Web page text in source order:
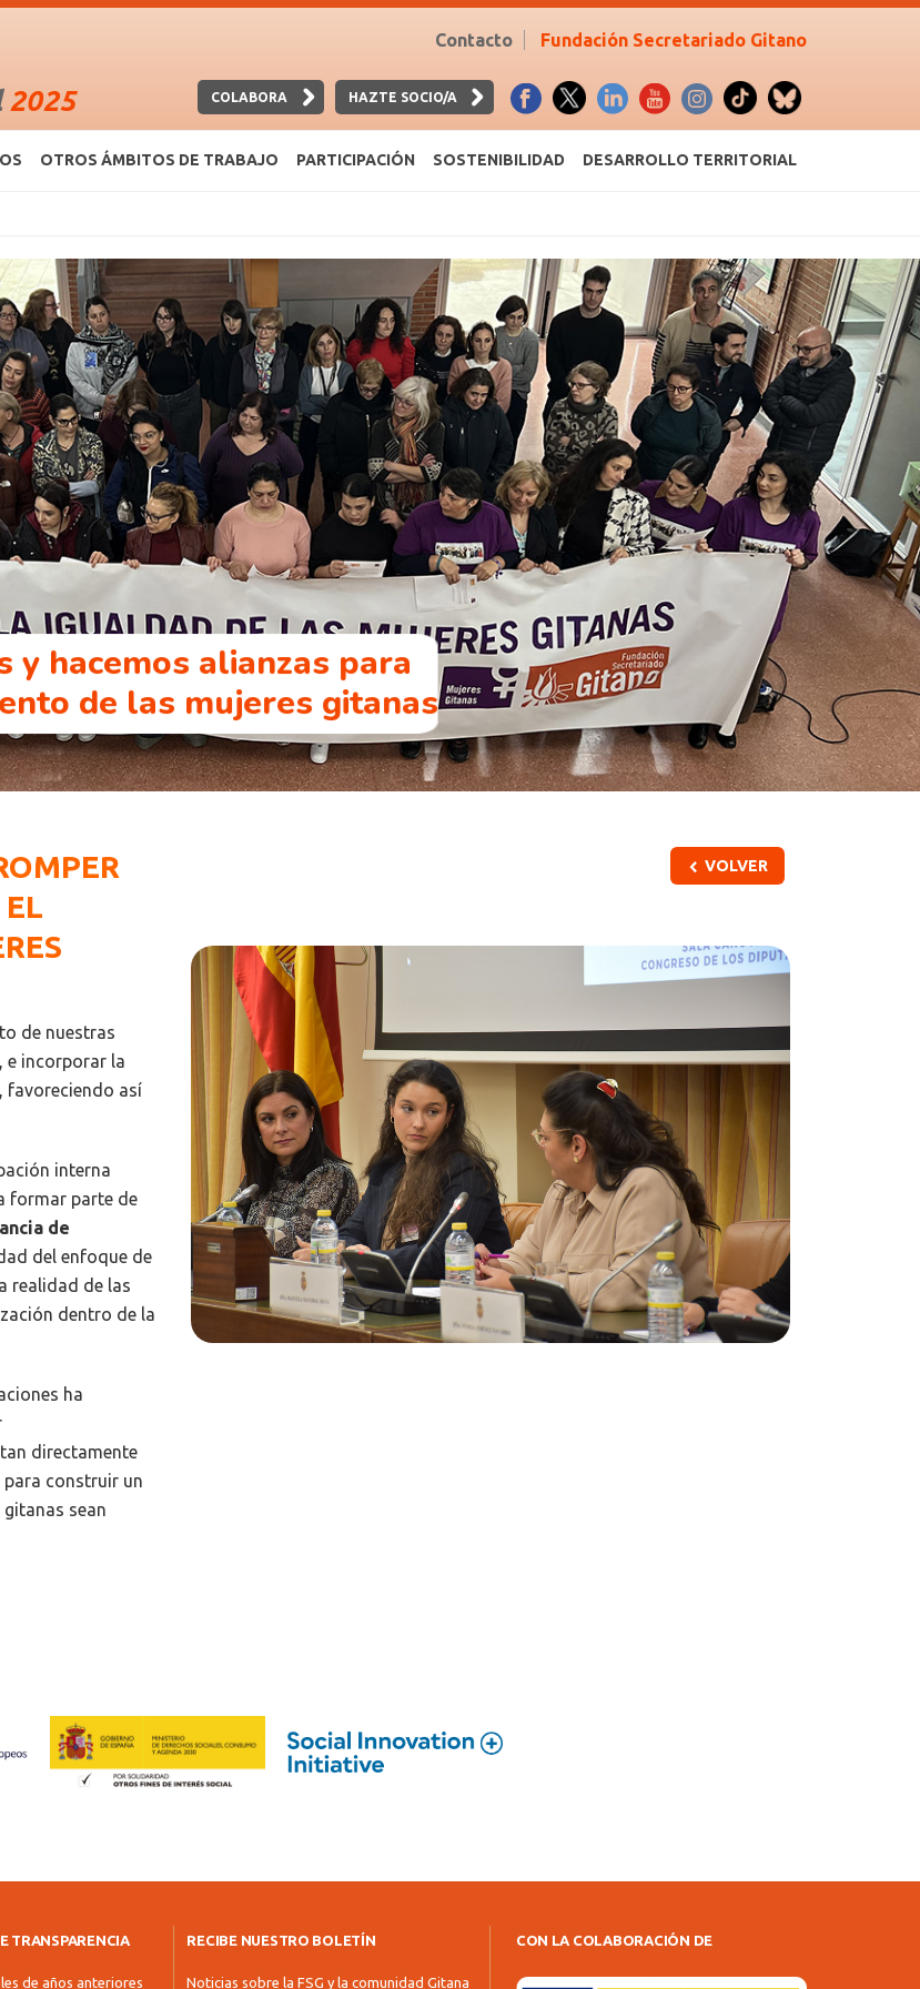
2025
Contacto Fundación Secretariado Gitano
COLABORA HAZTE SOCIO/A
OTROS ÁMBITOS DE TRABAJO PARTICIPACIÓN SOSTENIBILIDAD DESARROLLO TERRITORIAL
y hacemos alianzas para
de las mujeres gitanas
EL
de nuestras
e incorporar la
favoreciendo así
interna
formar parte de
de
del enfoque de
realidad de las
dentro de la
ha
directamente
para construir un
sean
VOLVER
TRANSPARENCIA
de años anteriores
RECIBE NUESTRO BOLETÍN
Noticias sobre la FSG y la comunidad Gitana
CON LA COLABORACIÓN DE